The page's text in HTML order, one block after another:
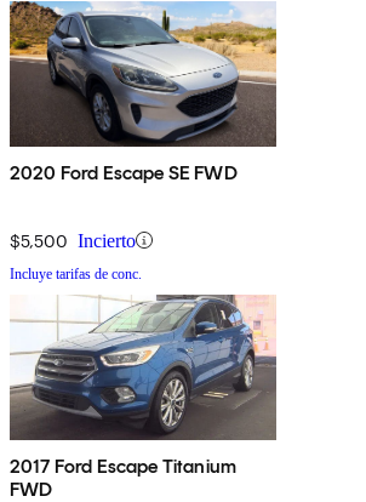
2020 Ford Escape SE FWD
$5,500 Incierto
Incluye tarifas de conc.
2017 Ford Escape Titanium
FWD